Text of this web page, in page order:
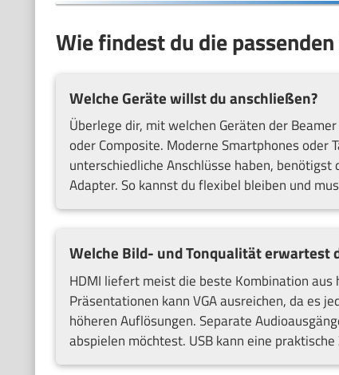
Wie findest du die
Welche Geräte willst du anschließen?
Überlege dir, mit welchen Geräten der
oder Composite. Moderne Smartphones oder
unterschiedliche Anschlüsse haben,
Adapter. So kannst du flexibel bleiben und
Welche Bild- und Tonqualität erwartest
HDMI liefert meist die beste Kombination
Präsentationen kann VGA ausreichen, da es
höheren Auflösungen. Separate
abspielen möchtest. USB kann eine